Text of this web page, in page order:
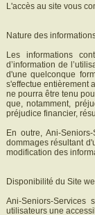
L'accès au site vous
Nature des
Les informations
d’information de
d'une quelconque
s'effectue entièrement
ne pourra être tenu
que, notamment,
préjudice financier,
En outre, Ani-
dommages résultant
modification des
Disponibilité du Site
Ani-Seniors-
utilisateurs une